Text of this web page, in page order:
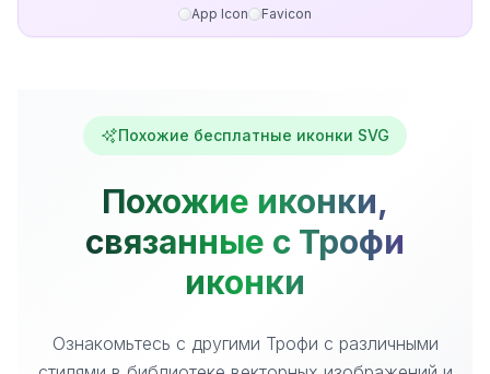
App Icon Favicon
Похожие бесплатные иконки SVG
Похожие иконки,
связанные с Трофи
иконки
Ознакомьтесь с другими Трофи с различными